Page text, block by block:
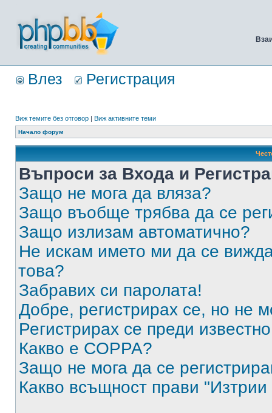
Влез Регистрация
Виж темите без отговор | Виж активните теми
Начало форум
Въпроси за Входа и
Защо не мога да вляза?
Защо въобще трябва да се
Защо излизам автоматично?
Не искам името ми да се
това?
Забравих си паролата!
Добре, регистрирах се, но не
Регистрирах се преди
Какво е COPPA?
Защо не мога да се
Какво всъщност прави "Изтрии